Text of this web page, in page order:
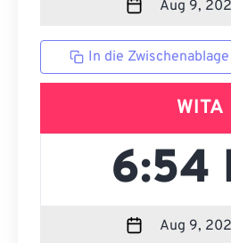
In die
WITA